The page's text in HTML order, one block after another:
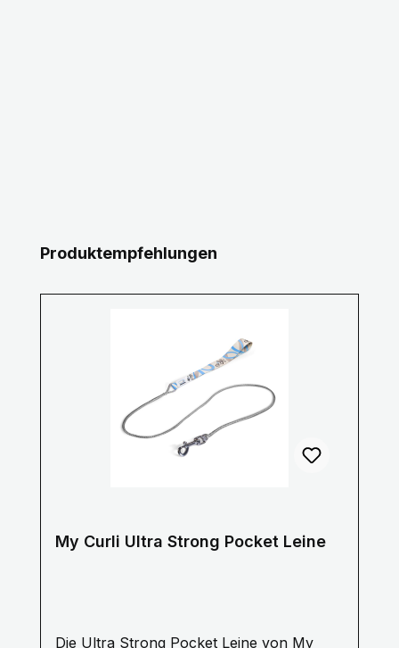
Produktgalerie überspringen
Produktempfehlungen
My Curli Ultra Strong Pocket Leine
Die Ultra Strong Pocket Leine von My